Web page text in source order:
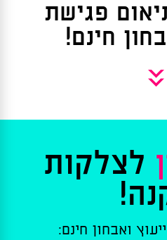
פגישת
חינם!
»
לצלקות
ואבחון חינם: